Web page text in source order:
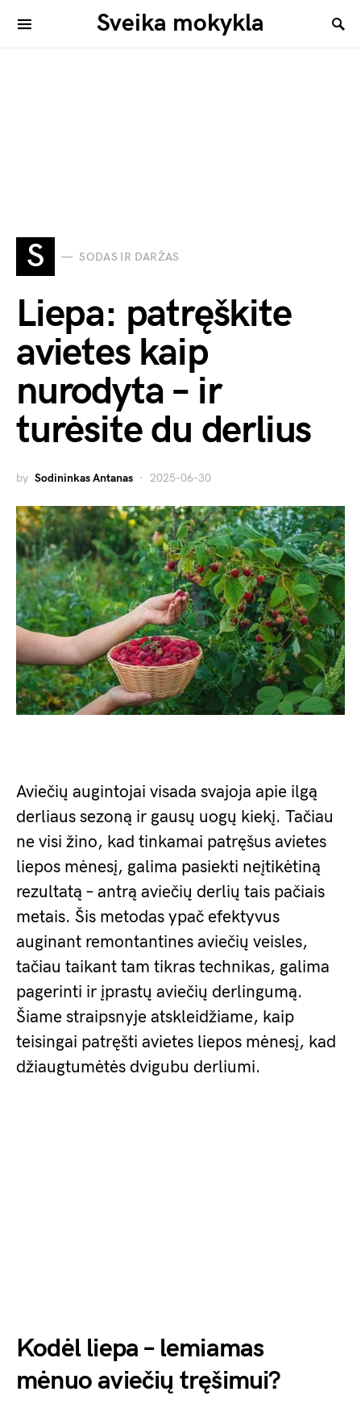
Sveika mokykla
S SODAS IR DARŽAS
Liepa: patręškite
avietes kaip
nurodyta – ir
turėsite du derlius
by Sodininkas Antanas 2025-06-30
Aviečių augintojai visada svajoja apie ilgą
derliaus sezoną ir gausų uogų kiekį. Tačiau
ne visi žino, kad tinkamai patręšus avietes
liepos mėnesį, galima pasiekti neįtikėtiną
rezultatą – antrą aviečių derlių tais pačiais
metais. Šis metodas ypač efektyvus
auginant remontantines aviečių veisles,
tačiau taikant tam tikras technikas, galima
pagerinti ir įprastų aviečių derlingumą.
Šiame straipsnyje atskleidžiame, kaip
teisingai patręšti avietes liepos mėnesį, kad
džiaugtumėtės dvigubu derliumi.
Kodėl liepa – lemiamas
mėnuo aviečių tręšimui?